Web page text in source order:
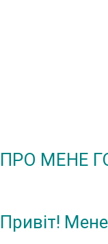
ПРО МЕНЕ
Привіт!